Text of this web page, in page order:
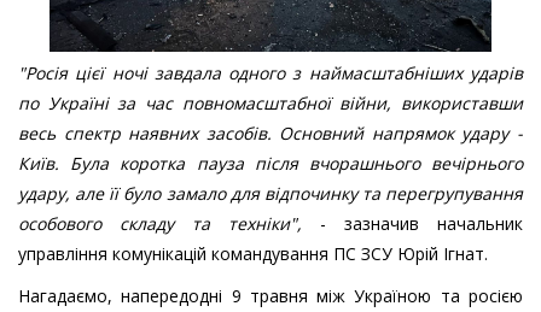
"Росія цієї ночі завдала одного з наймасштабніших ударів
по Україні за час повномасштабної війни, використавши
весь спектр наявних засобів. Основний напрямок удару -
Київ. Була коротка пауза після вчорашнього вечірнього
удару, але її було замало для відпочинку та перегрупування
особового складу та техніки", - зазначив начальник
управління комунікацій командування ПС ЗСУ Юрій Ігнат.
Нагадаємо, напередодні 9 травня між Україною та росією